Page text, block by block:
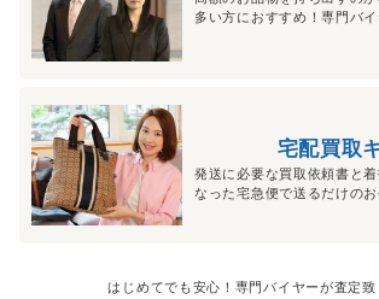
多い方におすすめ！専門バイ
宅配買取
発送に必要な買取依頼書と
なった宅急便で送るだけのお
はじめてでも安心！専門バイヤーが査定致